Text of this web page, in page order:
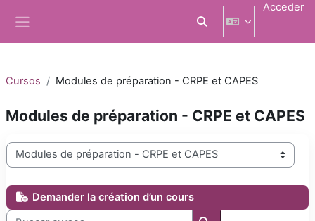
Selector de búsqueda
Acceder
Cursos Modules de préparation - CRPE et CAPES
Modules de préparation - CRPE et CAPES
Categorías
Demander la création d’un cours
Buscar cursos